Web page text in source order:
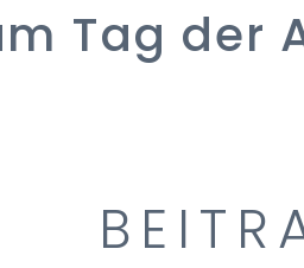
Tag der